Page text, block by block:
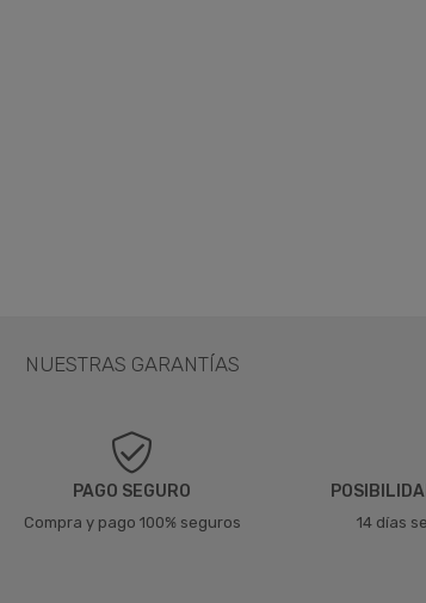
NUESTRAS GARANTÍAS
PAGO SEGURO
Compra y pago 100% seguros 14 días